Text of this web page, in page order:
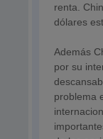
renta.
dólares
Además
por su
problema